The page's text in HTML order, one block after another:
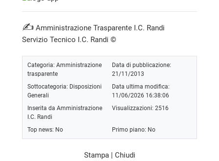
✍ Amministrazione Trasparente I.C. Randi
Servizio Tecnico I.C. Randi ©
Categoria: Amministrazione
trasparente
Data di pubblicazione:
21/11/2013
Sottocategoria: Disposizioni
Generali
Data ultima modifica:
11/06/2026 16:38:06
Inserita da Amministrazione
I.C. Randi
Visualizzazioni: 2516
Top news: No Primo piano: No
Stampa| Chiudi